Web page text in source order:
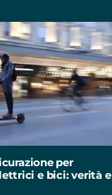
per
e bici: verità e